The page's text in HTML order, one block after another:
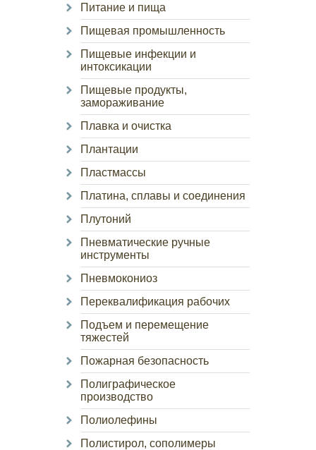
Питание и пища
Пищевая промышленность
Пищевые инфекции и
интоксикации
Пищевые продукты,
замораживание
Плавка и очистка
Плантации
Пластмассы
Платина, сплавы и соединения
Плутоний
Пневматические ручные
инструменты
Пневмокониоз
Переквалификация рабочих
Подъем и перемещение
тяжестей
Пожарная безопасность
Полиграфическое
производство
Полиолефины
Полистирол, сополимеры